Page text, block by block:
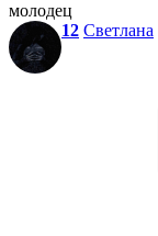
молодец
12 Светлана